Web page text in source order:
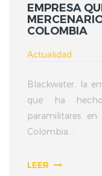
EMPRESA
COLOMBIA
Actualidad
Blackwater, la
que ha
paramilitares
Colombia....
LEER